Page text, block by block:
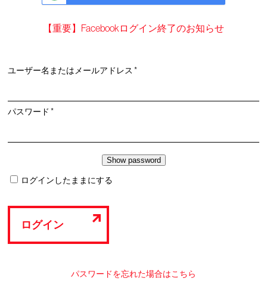
【重要】Facebookログイン終了のお知らせ
ユーザー名またはメールアドレス*必
パスワード*必
ログインしたままにする
ログイン
パスワードを忘れた場合はこちら